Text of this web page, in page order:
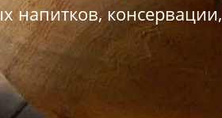
напитков, консервации,